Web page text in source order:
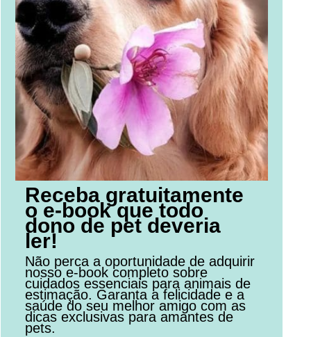
Receba gratuitamente
o e-book que todo
dono de pet deveria
ler!
Não perca a oportunidade de adquirir
nosso e-book completo sobre
cuidados essenciais para animais de
estimação. Garanta a felicidade e a
saúde do seu melhor amigo com as
dicas exclusivas para amantes de
pets.